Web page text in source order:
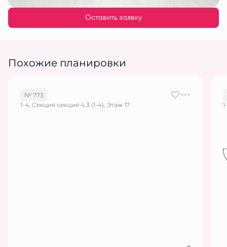
Оставить заявку
Похожие планировки
№ 773
1-4, Секция секция 4.3 (1-4), Этаж 17